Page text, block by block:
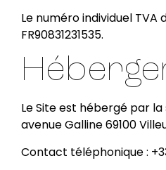
Le numéro individuel TVA
FR90831231535.
Le Site est hébergé par
avenue Galline 69100
Contact téléphonique :